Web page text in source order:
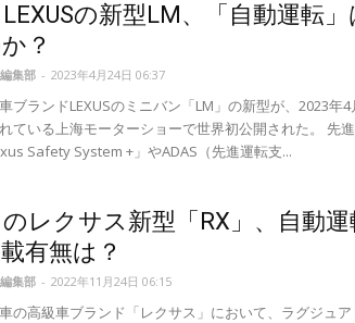
LEXUSの新型LM、「自動運転
？
集部 - 2023年4月24日 06:37
ブランドLEXUSのミニバン「LM」の新型が、2023年
ている上海モーターショーで世界初公開された。 先
Safety System +」やADAS（先進運転支...
のレクサス新型「RX」、自動運
有無は？
集部 - 2022年11月24日 06:15
の高級車ブランド「レクサス」において、ラグジュア